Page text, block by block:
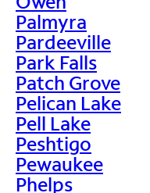
Palmyra
Pardeeville
Park Falls
Patch Grove
Pelican Lake
Pell Lake
Peshtigo
Pewaukee
Phelps